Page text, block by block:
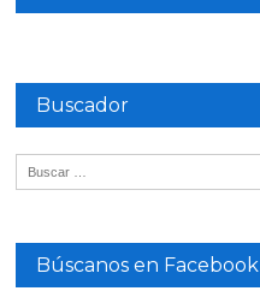
Buscador
Búscanos en Facebook